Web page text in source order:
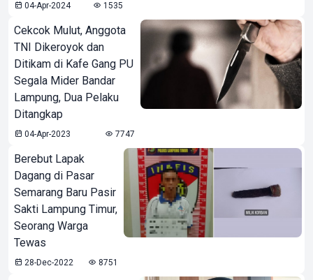
04-Apr-2024 1535
Cekcok Mulut, Anggota
TNI Dikeroyok dan
Ditikam di Kafe Gang PU
Segala Mider Bandar
Lampung, Dua Pelaku
Ditangkap
04-Apr-2023 7747
Berebut Lapak
Dagang di Pasar
Semarang Baru Pasir
Sakti Lampung Timur,
Seorang Warga
Tewas
28-Dec-2022 8751